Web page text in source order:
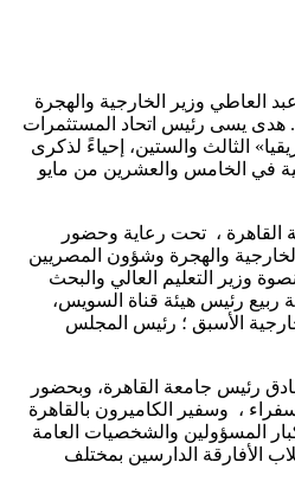
العاطي وزير الخارجية والهجرة
هدى يسى رئيس اتحاد المستثمرات
الثالث والستين، إحياءً لذكرى
في الخامس والعشرين من مايو
القاهرة ، تحت رعاية وحضور
والهجرة وشؤون المصريين
وزير التعليم العالي والبحث
ربيع رئيس هيئة قناة السويس،
الأسبق ؛ رئيس المجلس
رئيس جامعة القاهرة، وبحضور
، وسفير الكاميرون بالقاهرة
المسؤولين والشخصيات العامة
الأفارقة الدارسين بمختلف